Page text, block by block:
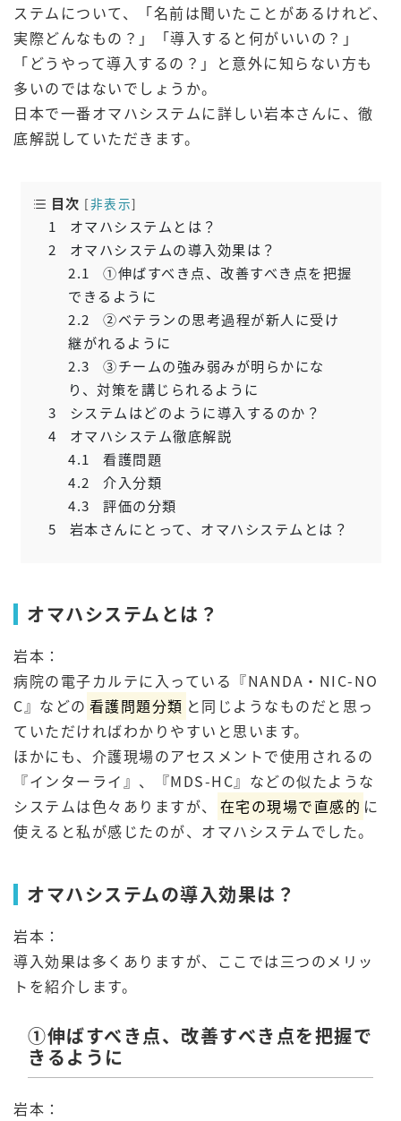
ステムについて、「名前は聞いたことがあるけれど、
実際どんなもの？」「導入すると何がいいの？」
「どうやって導入するの？」と意外に知らない方も
多いのではないでしょうか。
日本で一番オマハシステムに詳しい岩本さんに、徹
底解説していただきます。
目次 [非表示]
1
オマハシステムとは？
2
オマハシステムの導入効果は？
2.1
①伸ばすべき点、改善すべき点を把握
できるように
2.2
②ベテランの思考過程が新人に受け
継がれるように
2.3
③チームの強み弱みが明らかにな
り、対策を講じられるように
3
システムはどのように導入するのか？
4
オマハシステム徹底解説
4.1
看護問題
4.2
介入分類
4.3
評価の分類
5
岩本さんにとって、オマハシステムとは？
オマハシステムとは？
岩本：
病院の電子カルテに入っている『NANDA・NIC-NO
C』などの 看護問題分類 と同じようなものだと思っ
ていただければわかりやすいと思います。
ほかにも、介護現場のアセスメントで使用されるの
『インターライ』、『MDS-HC』などの似たような
システムは色々ありますが、
在宅の現場で直感的 に
使えると私が感じたのが、オマハシステムでした。
オマハシステムの導入効果は？
岩本：
導入効果は多くありますが、ここでは三つのメリッ
トを紹介します。
①伸ばすべき点、改善すべき点を把握で
きるように
岩本：